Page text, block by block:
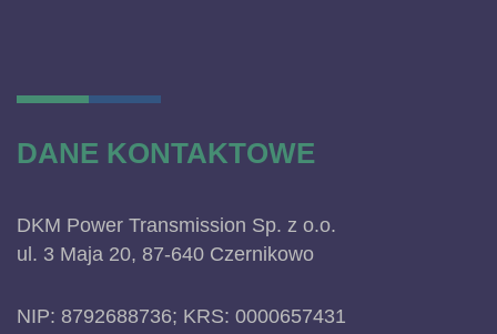
DANE KONTAKTOWE
DKM Power Transmission Sp. z o.o.
ul. 3 Maja 20, 87-640 Czernikowo
NIP: 8792688736; KRS: 0000657431